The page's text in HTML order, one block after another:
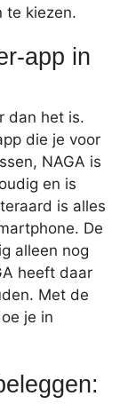
te kiezen.
app in
dan het is.
die je voor
NAGA is
en is
is alles
De
alleen nog
heeft daar
Met de
je in